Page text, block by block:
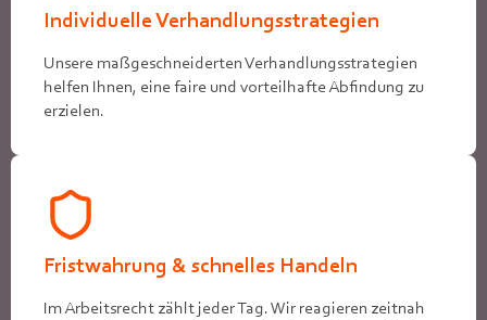
Individuelle Verhandlungsstrategien
Unsere maßgeschneiderten Verhandlungsstrategien
helfen Ihnen, eine faire und vorteilhafte Abfindung zu
erzielen.
Fristwahrung & schnelles Handeln
Im Arbeitsrecht zählt jeder Tag. Wir reagieren zeitnah